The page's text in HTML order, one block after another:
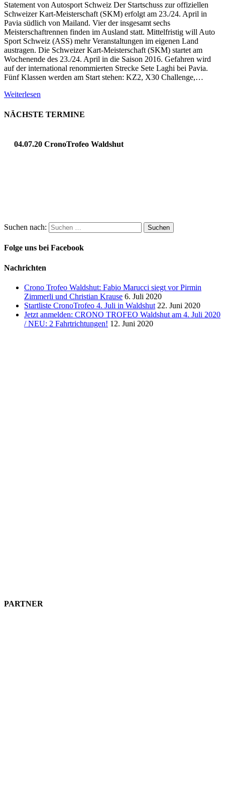
Statement von Autosport Schweiz Der Startschuss zur offiziellen
Schweizer Kart-Meisterschaft (SKM) erfolgt am 23./24. April in
Pavia südlich von Mailand. Vier der insgesamt sechs
Meisterschaftrennen finden im Ausland statt. Mittelfristig will Auto
Sport Schweiz (ASS) mehr Veranstaltungen im eigenen Land
austragen. Die Schweizer Kart-Meisterschaft (SKM) startet am
Wochenende des 23./24. April in die Saison 2016. Gefahren wird
auf der international renommierten Strecke Sete Laghi bei Pavia.
Fünf Klassen werden am Start stehen: KZ2, X30 Challenge,…
Weiterlesen
NÄCHSTE TERMINE
04.07.20 CronoTrofeo Waldshut
Suchen nach:
Folge uns bei Facebook
Nachrichten
Crono Trofeo Waldshut: Fabio Marucci siegt vor Pirmin
Zimmerli und Christian Krause 6. Juli 2020
Startliste CronoTrofeo 4. Juli in Waldshut 22. Juni 2020
Jetzt anmelden: CRONO TROFEO Waldshut am 4. Juli 2020
/ NEU: 2 Fahrtrichtungen! 12. Juni 2020
PARTNER